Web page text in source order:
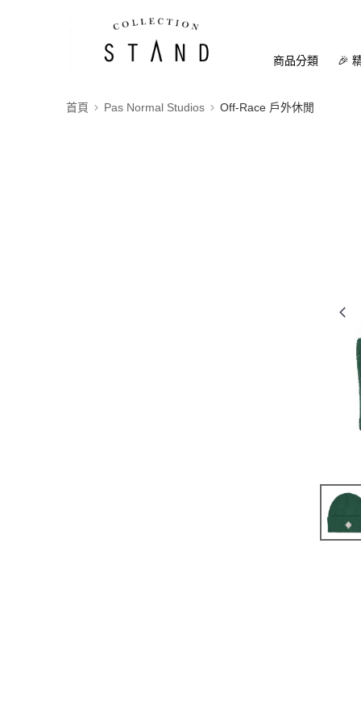
商品分類 🎉
首頁 Pas Normal Studios Off-Race 戶外休閒